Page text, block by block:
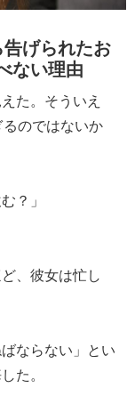
げられたお
ない理由
た。そういえ
のではないか
？」
、彼女は忙し
ならない」とい
た。